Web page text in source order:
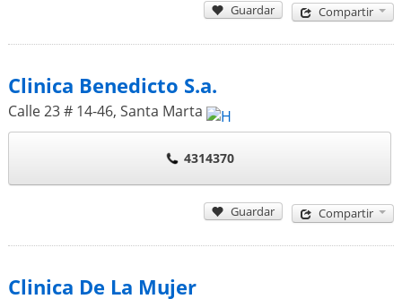
Guardar Compartir
Clinica Benedicto S.a.
Calle 23 # 14-46, Santa Marta
4314370
Guardar Compartir
Clinica De La Mujer